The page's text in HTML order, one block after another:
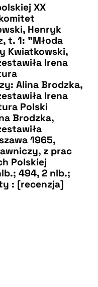
XX
Henryk
t. 1: "Młoda
Kwiatkowski,
Irena
Alina Brodzka,
Irena
Polski
Brodzka,
1965,
z prac
Polskiej
494, 2 nlb.;
: [recenzja]